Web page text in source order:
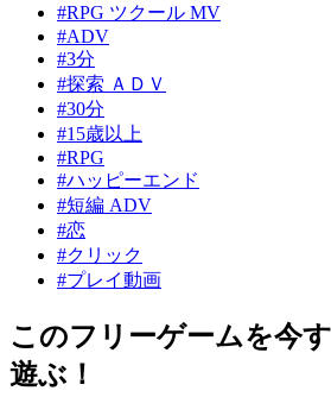
#RPG ツクール MV
#ADV
#3分
#探索 ＡＤＶ
#30分
#15歳以上
#RPG
#ハッピーエンド
#短編 ADV
#恋
#クリック
#プレイ動画
このフリーゲームを今
遊ぶ！